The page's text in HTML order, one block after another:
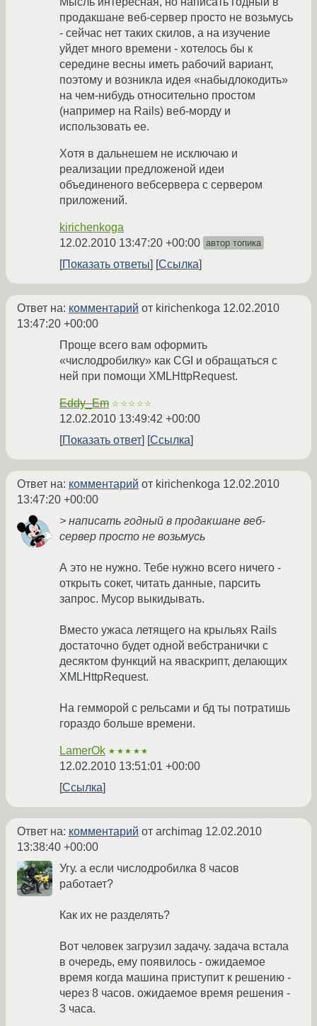
продакшане веб-сервер просто не возьмусь
- сейчас нет таких скилов, а на изучение
уйдет много времени - хотелось бы к
середине весны иметь рабочий вариант,
поэтому и возникла идея «набыдлокодить»
на чем-нибудь относительно простом
(например на Rails) веб-морду и
использовать ее.
Хотя в дальнешем не исключаю и
реализации предложеной идеи
объединеного вебсервера с сервером
приложений.
kirichenkoga
12.02.2010 13:47:20 +00:00 автор топика
Показать ответы Ссылка
Ответ на: комментарий от kirichenkoga 12.02.2010
13:47:20 +00:00
Проще всего вам оформить
«числодробилку» как CGI и обращаться с
ней при помощи XMLHttpRequest.
Eddy_Em ☆☆☆☆☆
12.02.2010 13:49:42 +00:00
Показать ответ
Ссылка
Ответ на: комментарий от kirichenkoga 12.02.2010
13:47:20 +00:00
> написать годный в продакшане веб-
сервер просто не возьмусь
А это не нужно. Тебе нужно всего ничего -
открыть сокет, читать данные, парсить
запрос. Мусор выкидывать.
Вместо ужаса летящего на крыльях Rails
достаточно будет одной вебстранички с
десяктом функций на яваскрипт, делающих
XMLHttpRequest.
На гемморой с рельсами и бд ты потратишь
гораздо больше времени.
LamerOk ★★★★★
12.02.2010 13:51:01 +00:00
Ссылка
Ответ на: комментарий от archimag 12.02.2010
13:38:40 +00:00
Угу. а если числодробилка 8 часов
работает?
Как их не разделять?
Вот человек загрузил задачу. задача встала
в очередь, ему появилось - ожидаемое
время когда машина приступит к решению -
через 8 часов. ожидаемое время решения -
3 часа.